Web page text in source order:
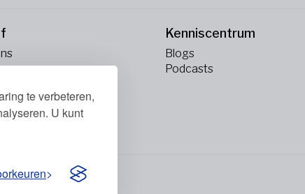
te verbeteren,
U kunt
Kenniscentrum
Blogs
Podcasts